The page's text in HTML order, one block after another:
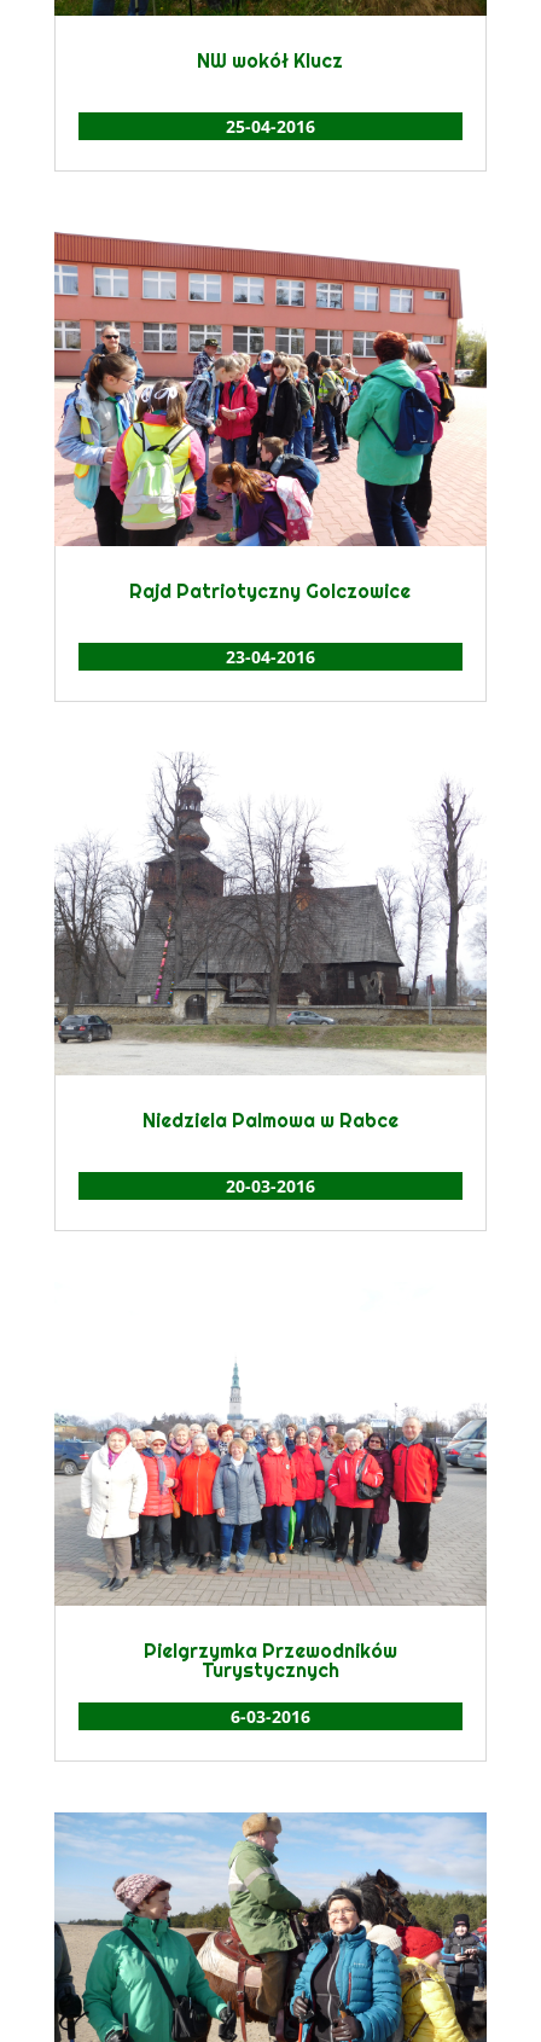
NW wokół Klucz
25-04-2016
Rajd Patriotyczny Golczowice
23-04-2016
Niedziela Palmowa w Rabce
20-03-2016
Pielgrzymka Przewodników
Turystycznych
6-03-2016